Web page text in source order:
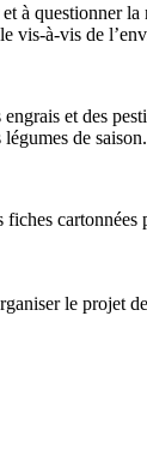
à questionner
vis-à-vis de
et des
de saison.
le projet